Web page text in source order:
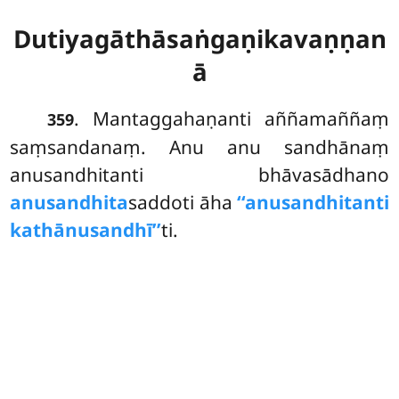
Dutiyagāthāsaṅgaṇikavaṇṇan
ā
359. Mantaggahaṇanti aññamaññaṃ
saṃsandanaṃ. Anu anu sandhānaṃ
anusandhitanti bhāvasādhano
anusandhitasaddoti āha ‘‘anusandhitanti
kathānusandhī’’ti.